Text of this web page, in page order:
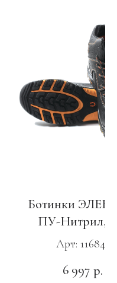
Ботинки
ПУ-Нитрил,
Арт: 116841
6 997 р.